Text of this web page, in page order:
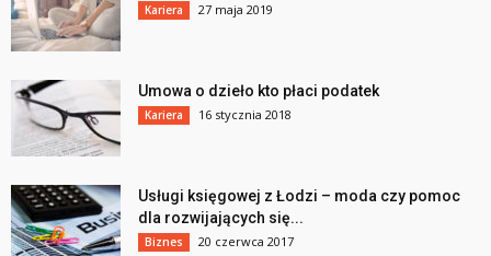
Kariera 27 maja 2019
Umowa o dzieło kto płaci podatek
Kariera 16 stycznia 2018
Usługi księgowej z Łodzi – moda czy pomoc
dla rozwijających się...
Biznes 20 czerwca 2017